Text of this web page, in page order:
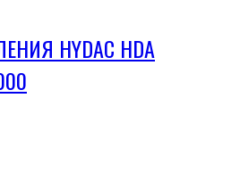
HYDAC HDA